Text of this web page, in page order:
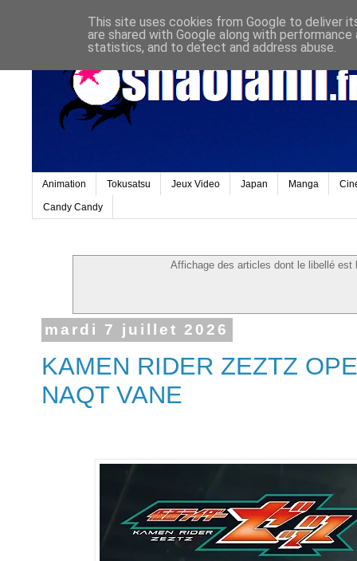
Animation Tokusatsu Jeux Video Japan Manga
Candy Candy
Affichage des articles dont le libellé est
mardi 7 juillet 2026
KAMEN RIDER ZEZTZ
NAQT VANE
This site uses cookies from Google to deliver
are shared with Google along with
statistics, and to detect and address abuse.